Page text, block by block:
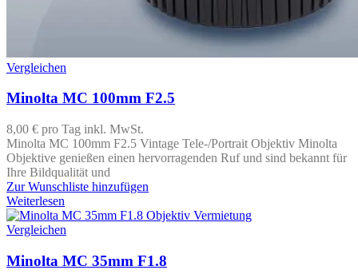
Vergleichen
Minolta MC 100mm F2.5
8,00 € pro Tag inkl. MwSt.
Minolta MC 100mm F2.5 Vintage Tele-/Portrait Objektiv Minolta
Objektive genießen einen hervorragenden Ruf und sind bekannt für
Ihre Bildqualität und
Zur Wunschliste hinzufügen
Weiterlesen
Vergleichen
Minolta MC 35mm F1.8